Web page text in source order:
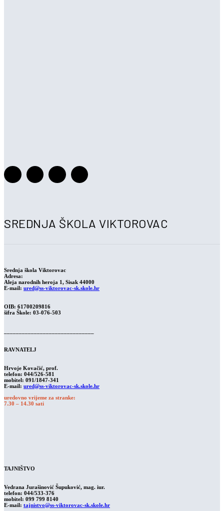
SREDNJA ŠKOLA VIKTOROVAC
Srednja škola Viktorovac
Adresa:
Aleja narodnih heroja 1, Sisak 44000
E-mail: ured@ss-viktorovac-sk.skole.hr
OIB: 61700209816
šifra Škole: 03-076-503
RAVNATELJ
Hrvoje Kovačić, prof.
telefon: 044/526-581
mobitel: 091/1847-341
E-mail: ured@ss-viktorovac-sk.skole.hr
uredovno vrijeme za stranke:
7.30 – 14.30 sati
TAJNIŠTVO
Vedrana Jurašinović Šupuković, mag. iur.
telefon: 044/533-376
mobitel: 099 799 8140
E-mail: tajnistvo@ss-viktorovac-sk.skole.hr